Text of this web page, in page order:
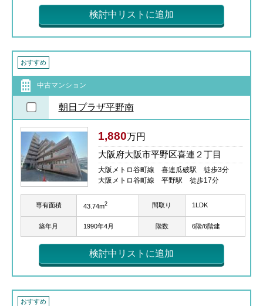
検討中リストに追加
おすすめ
中古マンション
朝日プラザ平野南
1,880万円
大阪府大阪市平野区喜連２丁目
大阪メトロ谷町線 喜連瓜破駅 徒歩3分
大阪メトロ谷町線 平野駅 徒歩17分
専有面積 43.74m2 間取り 1LDK
築年月 1990年4月 階数 6階/6階建
検討中リストに追加
おすすめ